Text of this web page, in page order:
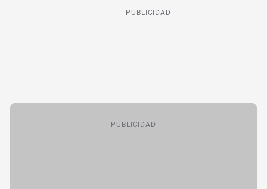
PUBLICIDAD
PUBLICIDAD